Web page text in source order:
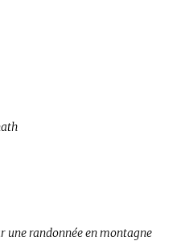
une randonnée en montagne